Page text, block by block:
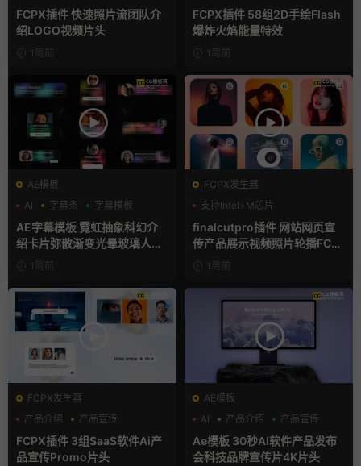
FCPX插件 快速照片流团队介
绍LOGO视频片头
1周前
手绘风
FCPX插件 58组2D手绘Flash
爆炸火焰能量特效
1周前
AE模板
AI
字幕条 字幕模板
AE字幕模板 霓虹抽象科幻介
绍卡片弥散渐变光晕玻璃人名
1周前
FCPX发生器
支持Intel+M芯片
finalcutpro插件 网站网页宣
传产品展示视频照片轮播FCP
X插件1周前
FCPX发生器
产品介绍
产品宣传
产品展示
FCPX插件 3组SaaS软件Ai产
品宣传Promo片头
AE模板
AI
产品介绍 产品宣传
Ae模板 30秒AI软件产品发布
会科技品牌宣传片4K片头